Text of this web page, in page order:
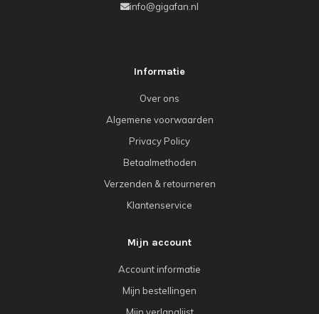
info@gigafan.nl
Informatie
Over ons
Algemene voorwaarden
Privacy Policy
Betaalmethoden
Verzenden & retourneren
Klantenservice
Mijn account
Account informatie
Mijn bestellingen